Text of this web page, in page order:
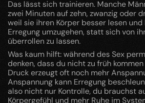
Das lässt sich trainieren. Manche
zwei Minuten auf zehn, zwanzig oder
weil sie ihren Körper besser lesen
Erregung umzugehen, statt sich von
überrollen zu lassen.
Was kaum hilft: während des Sex
denken, dass du nicht zu früh
Druck erzeugt oft noch mehr
Anspannung kann Erregung
also nicht nur Kontrolle, du brauchst
Körpergefühl und mehr Ruhe im